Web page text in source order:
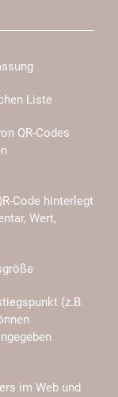
Liste
QR-Codes
Code hinterlegt
Wert,
(z.B.
im Web und